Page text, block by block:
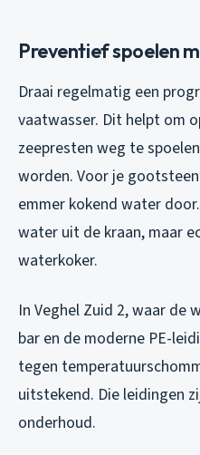
Preventief spoelen
Draai regelmatig een
vaatwasser. Dit helpt om
zeepresten weg te
worden. Voor je
emmer kokend water
water uit de kraan, maar
waterkoker.
In Veghel Zuid 2, waar de
bar en de moderne PE-
tegen
uitstekend. Die leidingen
onderhoud.